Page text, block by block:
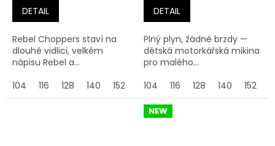
DETAIL
Rebel Choppers staví na
dlouhé vidlici, velkém
nápisu Rebel a...
104
116 128 140 152 164
DETAIL
Plný plyn, žádné brzdy —
dětská motorkářská mikina
pro malého...
104
116 128 140 152
NEW